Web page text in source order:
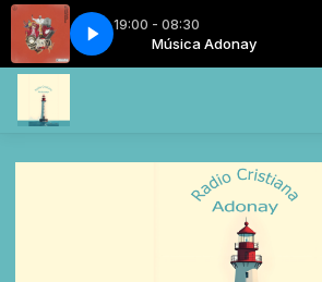
19:00 - 08:30
Música Adonay
- copia - copia El Poderoso de Israel